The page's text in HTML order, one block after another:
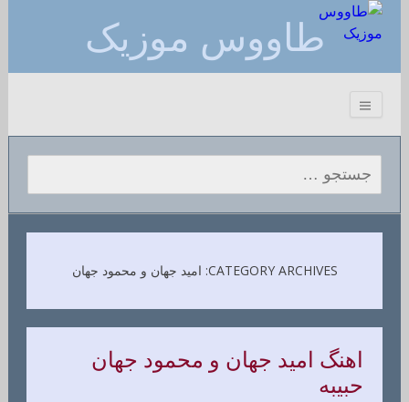
طاووس موزیک
جستجو برای:
CATEGORY ARCHIVES: امید جهان و محمود جهان
اهنگ امید جهان و محمود جهان
حبیبه